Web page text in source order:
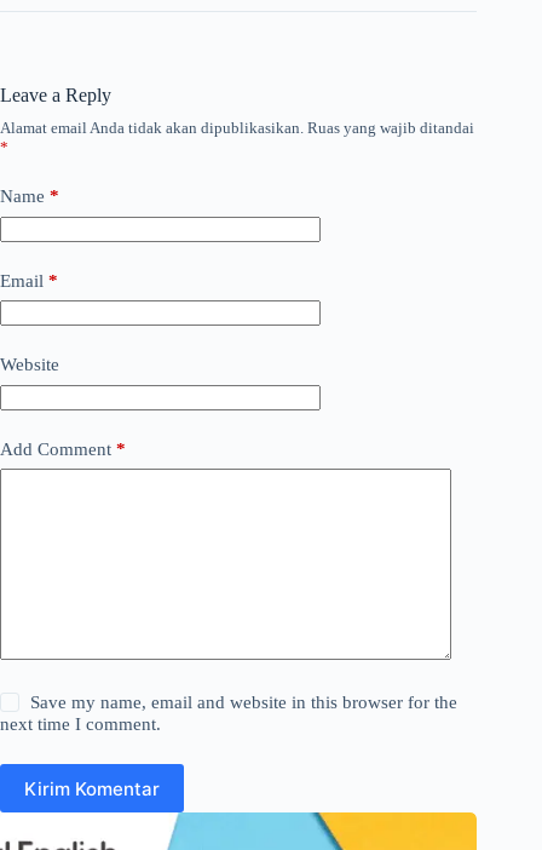
Leave a Reply
Alamat email Anda tidak akan dipublikasikan. Ruas yang wajib ditandai
*
Name *
Email *
Website
Add Comment *
Save my name, email and website in this browser for the
next time I comment.
Kirim Komentar